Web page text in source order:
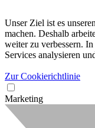
Unser Ziel ist es
machen. Deshalb
weiter zu verbessern.
Services analysieren
Zur Cookierichtlinie
Marketing